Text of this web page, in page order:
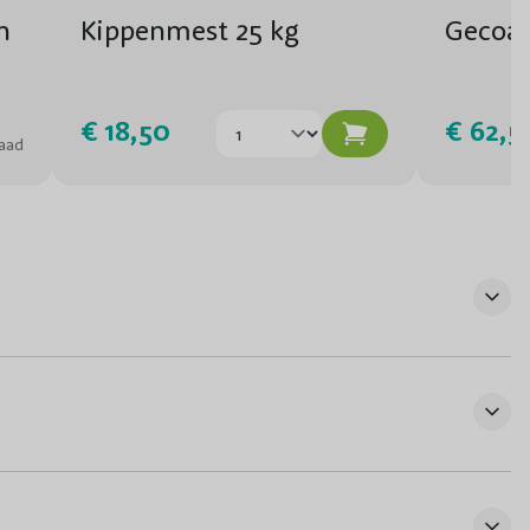
Pot/Kluit
Kippenmest 25 kg
€ 18,50 €